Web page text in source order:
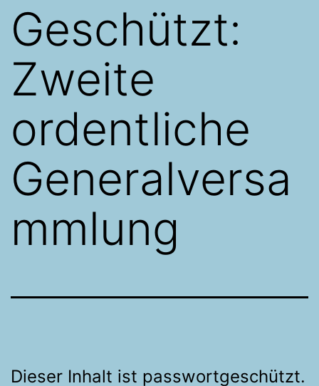
Geschützt:
Zweite
ordentliche
Generalversa
mmlung
Dieser Inhalt ist passwortgeschützt.